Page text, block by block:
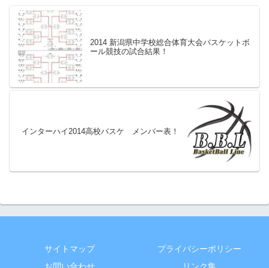
2014 新潟県中学校総合体育大会バスケットボ
ール競技の試合結果！
インターハイ2014高校バスケ メンバー表！
サイトマップ
プライバシーポリシー
お問い合わせ
リンク集